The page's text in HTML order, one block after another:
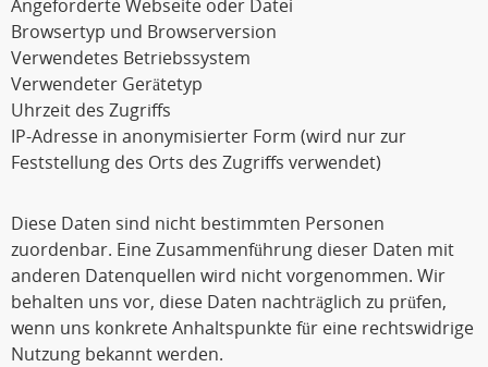
Angeforderte Webseite oder Datei
Browsertyp und Browserversion
Verwendetes Betriebssystem
Verwendeter Gerätetyp
Uhrzeit des Zugriffs
IP-Adresse in anonymisierter Form (wird nur zur
Feststellung des Orts des Zugriffs verwendet)
Diese Daten sind nicht bestimmten Personen
zuordenbar. Eine Zusammenführung dieser Daten mit
anderen Datenquellen wird nicht vorgenommen. Wir
behalten uns vor, diese Daten nachträglich zu prüfen,
wenn uns konkrete Anhaltspunkte für eine rechtswidrige
Nutzung bekannt werden.